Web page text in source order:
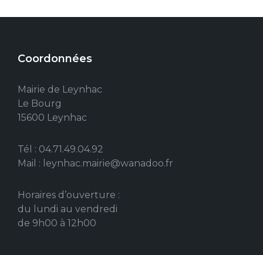
Coordonnées
Mairie de Leynhac
Le Bourg
15600 Leynhac
Tél : 04.71.49.04.92
Mail : leynhac.mairie@wanadoo.fr
Horaires d’ouverture :
du lundi au vendredi
de 9h00 à 12h00